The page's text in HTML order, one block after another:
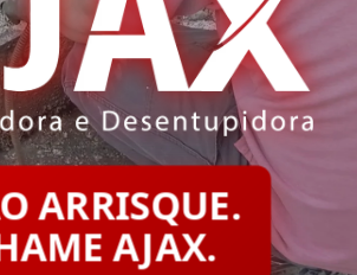
ARRISQUE.
AJAX.